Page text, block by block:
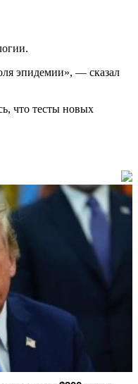
эпидемии», — сказал
что тесты новых